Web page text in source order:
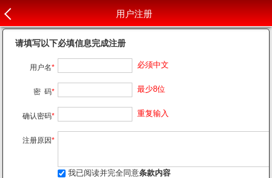
用户注册
请填写以下必填信息完成注册
用户名* 必须中文
密 码* 最少8位
确认密码* 重复输入
注册原因*
我已阅读并完全同意条款内容